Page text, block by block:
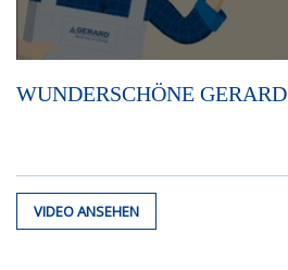
WUNDERSCHÖNE
VIDEO ANSEHEN